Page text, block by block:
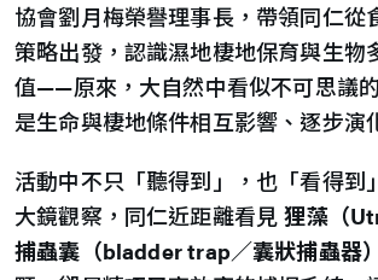
協會劉月梅榮譽理事長，帶領同仁從
策略出發，認識濕地棲地保育與生物
值——原來，大自然中看似不可思議
是生命與棲地條件相互影響、逐步演
活動中不只「聽得到」，也「看得到
大鏡觀察，同仁近距離看見狸藻（
捕蟲囊（bladder trap／囊狀捕蟲器）